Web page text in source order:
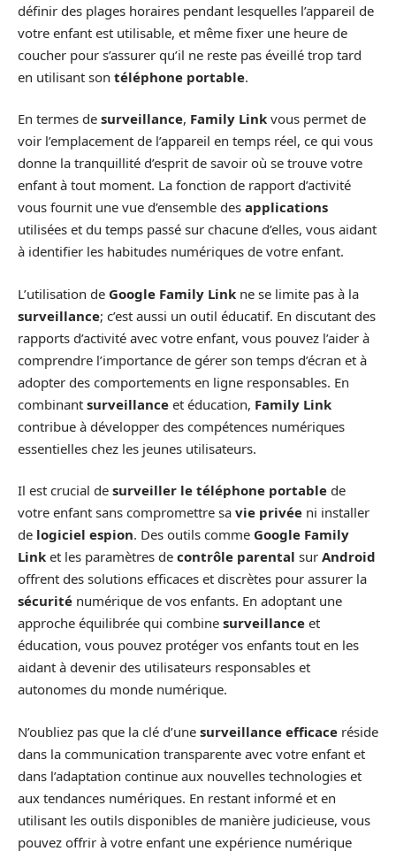
définir des plages horaires pendant lesquelles l’appareil de
votre enfant est utilisable, et même fixer une heure de
coucher pour s’assurer qu’il ne reste pas éveillé trop tard
en utilisant son téléphone portable.
En termes de surveillance, Family Link vous permet de
voir l’emplacement de l’appareil en temps réel, ce qui vous
donne la tranquillité d’esprit de savoir où se trouve votre
enfant à tout moment. La fonction de rapport d’activité
vous fournit une vue d’ensemble des applications
utilisées et du temps passé sur chacune d’elles, vous aidant
à identifier les habitudes numériques de votre enfant.
L’utilisation de Google Family Link ne se limite pas à la
surveillance; c’est aussi un outil éducatif. En discutant des
rapports d’activité avec votre enfant, vous pouvez l’aider à
comprendre l’importance de gérer son temps d’écran et à
adopter des comportements en ligne responsables. En
combinant surveillance et éducation, Family Link
contribue à développer des compétences numériques
essentielles chez les jeunes utilisateurs.
Il est crucial de surveiller le téléphone portable de
votre enfant sans compromettre sa vie privée ni installer
de logiciel espion. Des outils comme Google Family
Link et les paramètres de contrôle parental sur Android
offrent des solutions efficaces et discrètes pour assurer la
sécurité numérique de vos enfants. En adoptant une
approche équilibrée qui combine surveillance et
éducation, vous pouvez protéger vos enfants tout en les
aidant à devenir des utilisateurs responsables et
autonomes du monde numérique.
N’oubliez pas que la clé d’une surveillance efficace réside
dans la communication transparente avec votre enfant et
dans l’adaptation continue aux nouvelles technologies et
aux tendances numériques. En restant informé et en
utilisant les outils disponibles de manière judicieuse, vous
pouvez offrir à votre enfant une expérience numérique